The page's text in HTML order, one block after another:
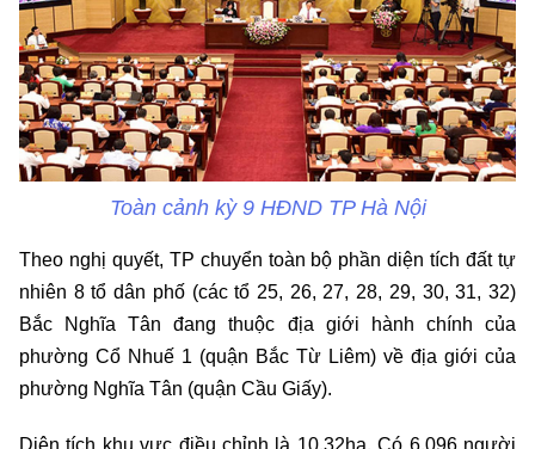
Toàn cảnh kỳ 9 HĐND TP Hà Nội
Theo nghị quyết, TP chuyển toàn bộ phần diện tích đất tự
nhiên 8 tổ dân phố (các tổ 25, 26, 27, 28, 29, 30, 31, 32)
Bắc Nghĩa Tân đang thuộc địa giới hành chính của
phường Cổ Nhuế 1 (quận Bắc Từ Liêm) về địa giới của
phường Nghĩa Tân (quận Cầu Giấy).
Diện tích khu vực điều chỉnh là 10,32ha. Có 6.096 người